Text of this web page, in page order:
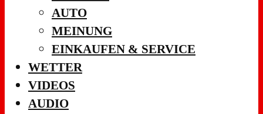
AUTO
MEINUNG
EINKAUFEN & SERVICE
WETTER
VIDEOS
AUDIO